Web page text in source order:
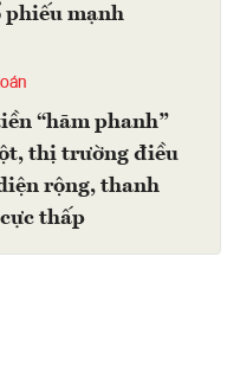
phiếu mạnh
“hãm phanh”
thị trường điều
rộng, thanh
thấp